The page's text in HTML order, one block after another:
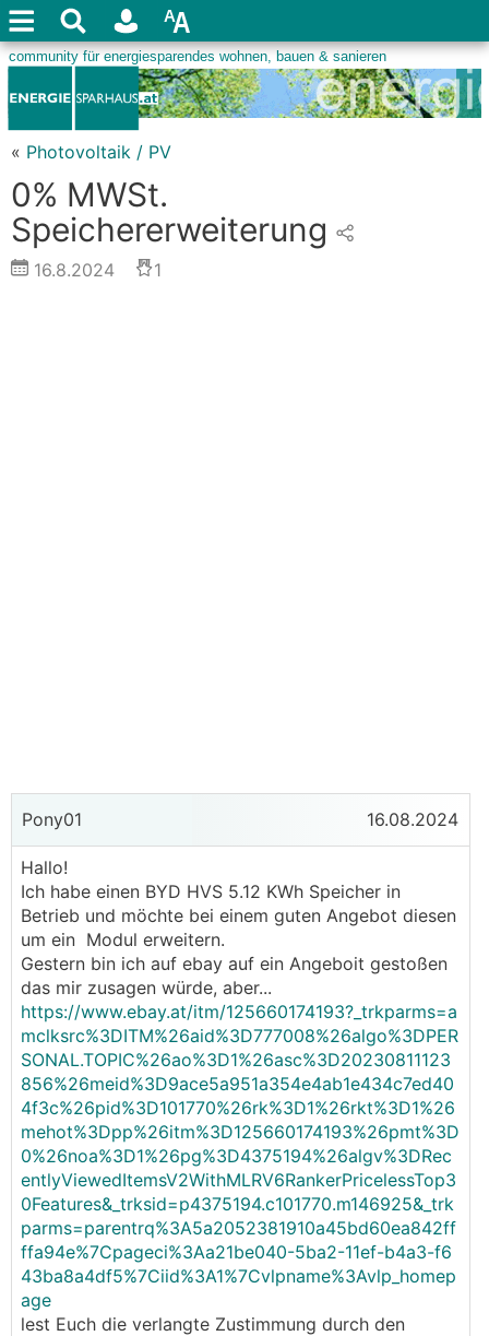
« Photovoltaik / PV
0% MWSt.
Speichererweiterung
16.8.2024 1
Pony01 16.08.2024
Hallo!
Ich habe einen BYD HVS 5.12 KWh Speicher in
Betrieb und möchte bei einem guten Angebot diesen
um ein Modul erweitern.
Gestern bin ich auf ebay auf ein Angeboit gestoßen
das mir zusagen würde, aber...
https://www.ebay.at/itm/125660174193?_trkparms=a
mclksrc%3DITM%26aid%3D777008%26algo%3DPER
SONAL.TOPIC%26ao%3D1%26asc%3D20230811123
856%26meid%3D9ace5a951a354e4ab1e434c7ed40
4f3c%26pid%3D101770%26rk%3D1%26rkt%3D1%26
mehot%3Dpp%26itm%3D125660174193%26pmt%3D
0%26noa%3D1%26pg%3D4375194%26algv%3DRec
entlyViewedItemsV2WithMLRV6RankerPricelessTop3
0Features&_trksid=p4375194.c101770.m146925&_trk
parms=parentrq%3A5a2052381910a45bd60ea842ff
ffa94e%7Cpageci%3Aa21be040-5ba2-11ef-b4a3-f6
43ba8a4df5%7Ciid%3A1%7Cvlpname%3Avlp_homep
age
lest Euch die verlangte Zustimmung durch den